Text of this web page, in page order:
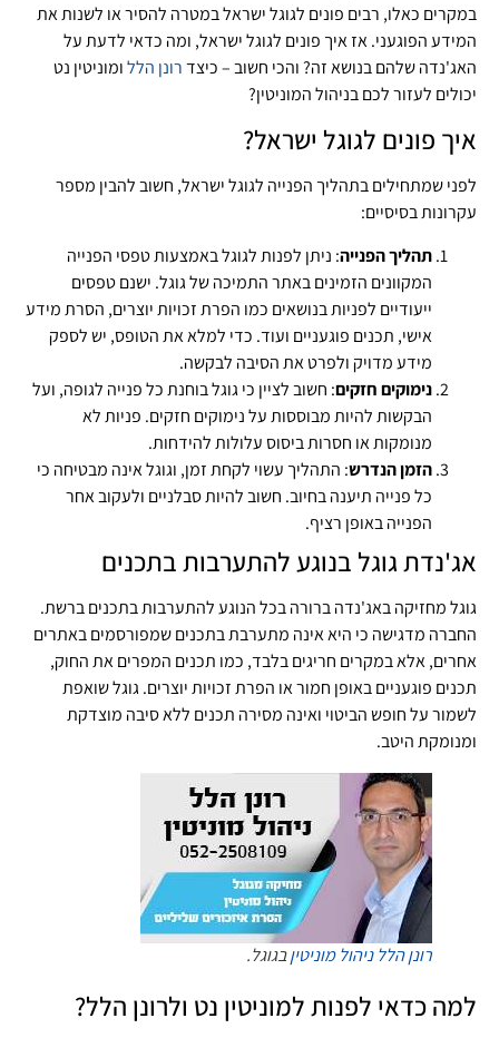
במקרים כאלו, רבים פונים לגוגל ישראל במטרה להסיר או לשנות את
המידע הפוגעני. אז איך פונים לגוגל ישראל, ומה כדאי לדעת על
האג'נדה שלהם בנושא זה? והכי חשוב – כיצדרונן הללומוניטין נט
יכולים לעזור לכם בניהול המוניטין?
איך פונים לגוגל ישראל?
לפני שמתחילים בתהליך הפנייה לגוגל ישראל, חשוב להבין מספר
עקרונות בסיסיים:
תהליך הפנייה: ניתן לפנות לגוגל באמצעות טפסי הפנייה
המקוונים הזמינים באתר התמיכה של גוגל. ישנם טפסים
ייעודיים לפניות בנושאים כמו הפרת זכויות יוצרים, הסרת מידע
אישי, תכנים פוגעניים ועוד. כדי למלא את הטופס, יש לספק
מידע מדויק ולפרט את הסיבה לבקשה.
נימוקים חזקים: חשוב לציין כי גוגל בוחנת כל פנייה לגופה, ועל
הבקשות להיות מבוססות על נימוקים חזקים. פניות לא
מנומקות או חסרות ביסוס עלולות להידחות.
הזמן הנדרש: התהליך עשוי לקחת זמן, וגוגל אינה מבטיחה כי
כל פנייה תיענה בחיוב. חשוב להיות סבלניים ולעקוב אחר
הפנייה באופן רציף.
אג'נדת גוגל בנוגע להתערבות בתכנים
גוגל מחזיקה באג'נדה ברורה בכל הנוגע להתערבות בתכנים ברשת.
החברה מדגישה כי היא אינה מתערבת בתכנים שמפורסמים באתרים
אחרים, אלא במקרים חריגים בלבד, כמו תכנים המפרים את החוק,
תכנים פוגעניים באופן חמור או הפרת זכויות יוצרים. גוגל שואפת
לשמור על חופש הביטוי ואינה מסירה תכנים ללא סיבה מוצדקת
ומנומקת היטב.
רונן הלל ניהול מוניטיןבגוגל.
למה כדאי לפנות למוניטין נט ולרונן הלל?